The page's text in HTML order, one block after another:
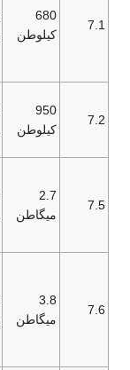
7.1
680
كيلوطن
7.2
950
كيلوطن
7.5
2.7
ميگاطن
7.6
3.8
ميگاطن